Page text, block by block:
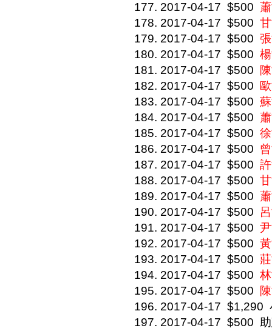
2017-04-17 $500
2017-04-17 $500
2017-04-17 $500
2017-04-17 $500
2017-04-17 $500
2017-04-17 $500
2017-04-17 $500
2017-04-17 $500
2017-04-17 $500
2017-04-17 $500
2017-04-17 $500
2017-04-17 $500
2017-04-17 $500
2017-04-17 $500
2017-04-17 $500
2017-04-17 $500
2017-04-17 $500
2017-04-17 $500
2017-04-17 $500
2017-04-17 $1,290
2017-04-17 $500